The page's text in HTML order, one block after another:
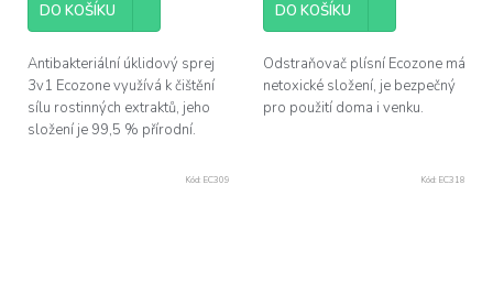
DO KOŠÍKU
Antibakteriální úklidový sprej
3v1 Ecozone využívá k čištění
sílu rostinných extraktů, jeho
složení je 99,5 % přírodní.
DO KOŠÍKU
Odstraňovač plísní Ecozone má
netoxické složení, je bezpečný
pro použití doma i venku.
Kód: EC309 Kód: EC318